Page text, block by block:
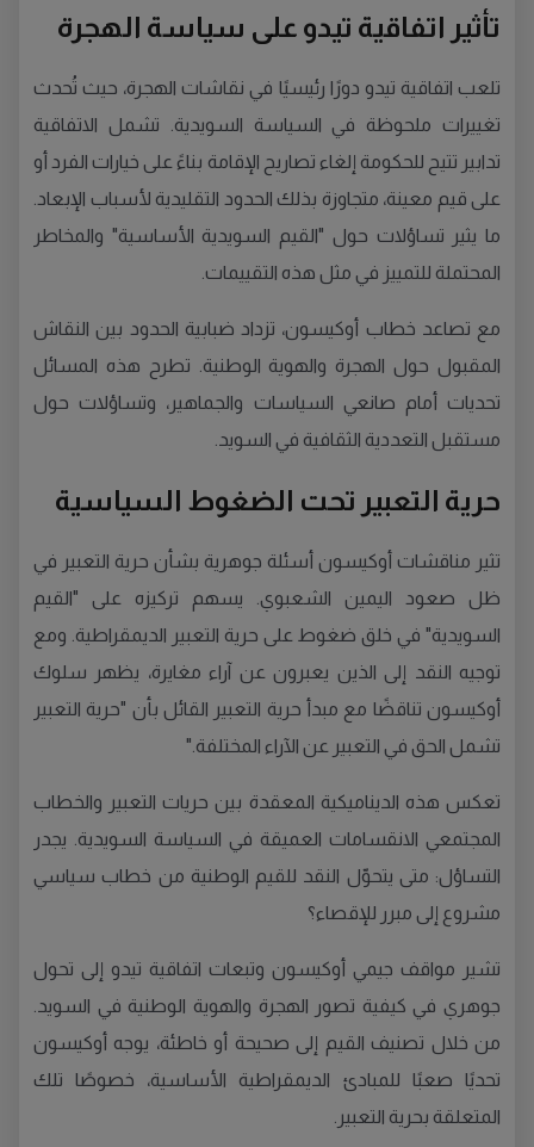
تأثير اتفاقية تيدو على سياسة الهجرة
تلعب اتفاقية تيدو دورًا رئيسيًا في نقاشات الهجرة، حيث تُحدث
تغييرات ملحوظة في السياسة السويدية. تشمل الاتفاقية
تدابير تتيح للحكومة إلغاء تصاريح الإقامة بناءً على خيارات الفرد أو
على قيم معينة، متجاوزة بذلك الحدود التقليدية لأسباب الإبعاد.
ما يثير تساؤلات حول "القيم السويدية الأساسية" والمخاطر
المحتملة للتمييز في مثل هذه التقييمات.
مع تصاعد خطاب أوكيسون، تزداد ضبابية الحدود بين النقاش
المقبول حول الهجرة والهوية الوطنية. تطرح هذه المسائل
تحديات أمام صانعي السياسات والجماهير، وتساؤلات حول
مستقبل التعددية الثقافية في السويد.
حرية التعبير تحت الضغوط السياسية
تثير مناقشات أوكيسون أسئلة جوهرية بشأن حرية التعبير في
ظل صعود اليمين الشعبوي. يسهم تركيزه على "القيم
السويدية" في خلق ضغوط على حرية التعبير الديمقراطية. ومع
توجيه النقد إلى الذين يعبرون عن آراء مغايرة، يظهر سلوك
أوكيسون تناقضًا مع مبدأ حرية التعبير القائل بأن "حرية التعبير
تشمل الحق في التعبير عن الآراء المختلفة."
تعكس هذه الديناميكية المعقدة بين حريات التعبير والخطاب
المجتمعي الانقسامات العميقة في السياسة السويدية. يجدر
التساؤل: متى يتحوّل النقد للقيم الوطنية من خطاب سياسي
مشروع إلى مبرر للإقصاء؟
تشير مواقف جيمي أوكيسون وتبعات اتفاقية تيدو إلى تحول
جوهري في كيفية تصور الهجرة والهوية الوطنية في السويد.
من خلال تصنيف القيم إلى صحيحة أو خاطئة، يوجه أوكيسون
تحديًا صعبًا للمبادئ الديمقراطية الأساسية، خصوصًا تلك
المتعلقة بحرية التعبير.